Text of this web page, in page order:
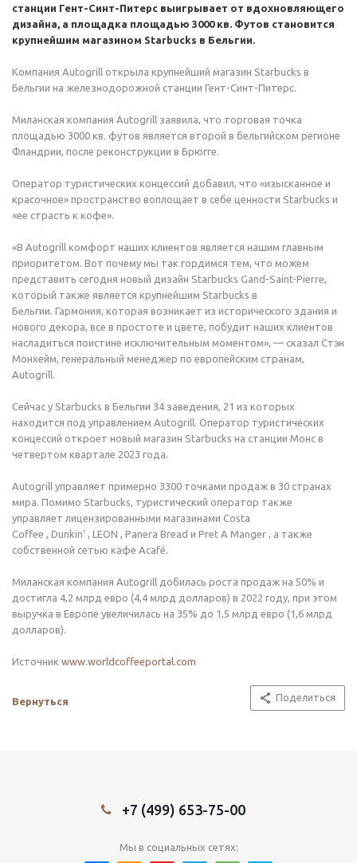
станции Гент-Синт-Питерс выигрывает от вдохновляющего
дизайна, а площадка площадью 3000 кв. Футов становится
крупнейшим магазином Starbucks в Бельгии.
Компания Autogrill открыла крупнейший магазин Starbucks в
Бельгии на железнодорожной станции Гент-Синт-Питерс.
Миланская компания Autogrill заявила, что торговая точка
площадью 3000 кв. футов является второй в бельгийском регионе
Фландрии, после реконструкции в Брюгге.
Оператор туристических концессий добавил, что «изысканное и
красочное» пространство воплощает в себе ценности Starbucks и
«ее страсть к кофе».
«В Autogrill комфорт наших клиентов является нашим главным
приоритетом. Вот почему мы так гордимся тем, что можем
представить сегодня новый дизайн Starbucks Gand-Saint-Pierre,
который также является крупнейшим Starbucks в
Бельгии. Гармония, которая возникает из исторического здания и
нового декора, все в простоте и цвете, побудит наших клиентов
насладиться поистине исключительным моментом», — сказал Стэн
Монхейм, генеральный менеджер по европейским странам,
Autogrill.
Сейчас у Starbucks в Бельгии 34 заведения, 21 из которых
находится под управлением Autogrill. Оператор туристических
концессий откроет новый магазин Starbucks на станции Монс в
четвертом квартале 2023 года.
Autogrill управляет примерно 3300 точками продаж в 30 странах
мира. Помимо Starbucks, туристический оператор также
управляет лицензированными магазинами Costa
Coffee , Dunkin' , LEON , Panera Bread и Pret A Manger , а также
собственной сетью кафе Acafé.
Миланская компания Autogrill добилась роста продаж на 50% и
достигла 4,2 млрд евро (4,4 млрд долларов) в 2022 году, при этом
выручка в Европе увеличилась на 35% до 1,5 млрд евро (1,6 млрд
долларов).
Источник www.worldcoffeeportal.com
Вернуться Поделиться
+7 (499) 653-75-00
Мы в социальных сетях: